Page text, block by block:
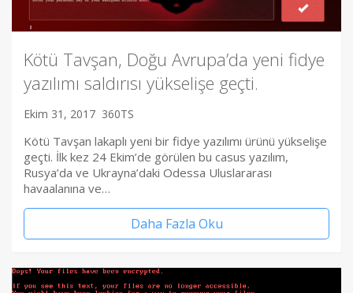
Kötü Tavşan, Doğu Avrupa’da yeni fidye
yazılımı saldırısı yükselişe geçti.
Ekim 31, 2017 360TS
Kötü Tavşan lakaplı yeni bir fidye yazılımı ürünü yükselişe
geçti. İlk kez 24 Ekim’de görülen bu casus yazılım,
Rusya’da ve Ukrayna’daki Odessa Uluslararası
havaalanına ve…
Daha Fazla Oku